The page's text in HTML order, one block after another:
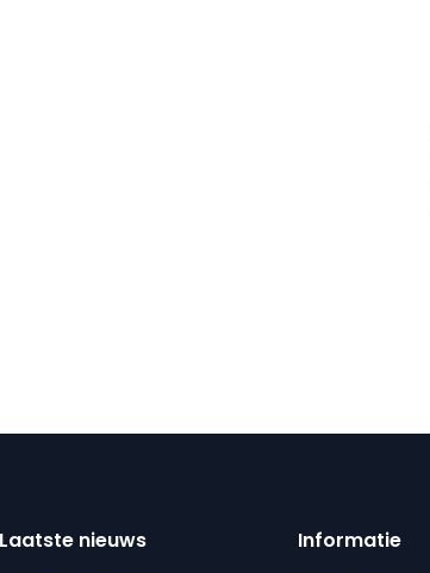
Laatste nieuws Informatie